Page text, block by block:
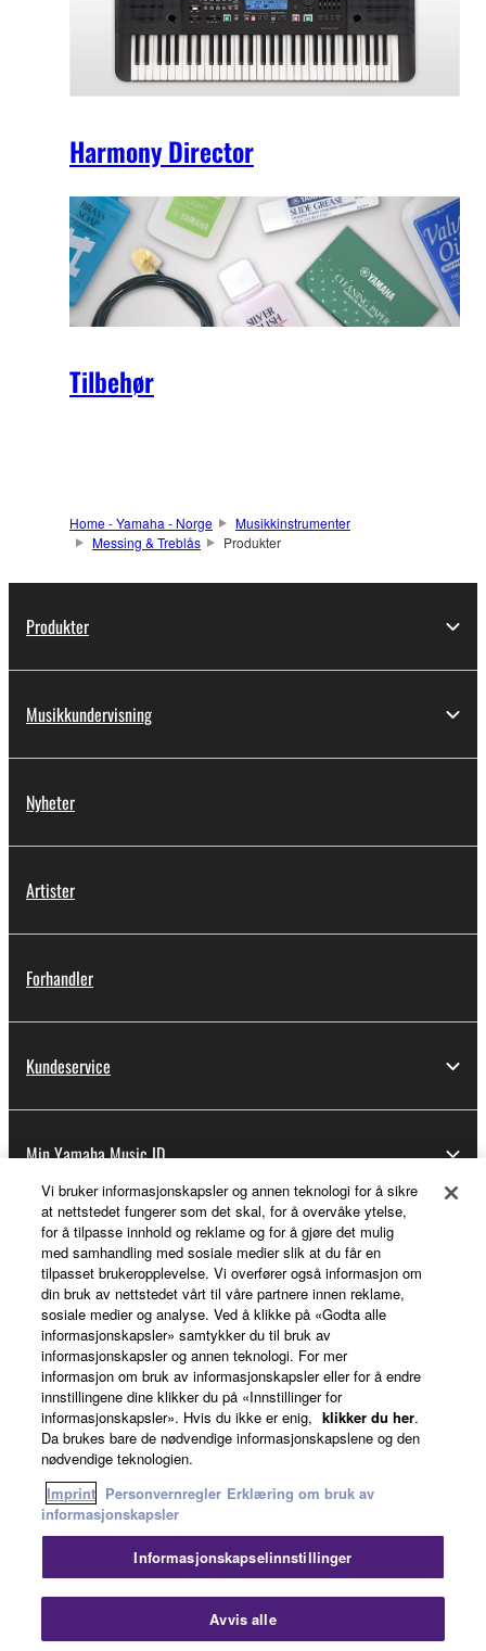
Harmony Director
Tilbehør
Home - Yamaha - Norge
Musikkinstrumenter
Messing & Treblås
Produkter
Produkter
Musikkundervisning
Nyheter
Artister
Forhandler
Kundeservice
Min Yamaha Music ID
Om Yamaha
Norge - Norwegian
Virksomhet
Kontakt ossVilkår for brukPersonvernregler
Erklæring om bruk av informasjonskapslerImprint
Vi bruker informasjonskapsler og annen teknologi for å sikre
at nettstedet fungerer som det skal, for å overvåke ytelse,
for å tilpasse innhold og reklame og for å gjøre det mulig
med samhandling med sosiale medier slik at du får en
tilpasset brukeropplevelse. Vi overfører også informasjon om
din bruk av nettstedet vårt til våre partnere innen reklame,
sosiale medier og analyse. Ved å klikke på «Godta alle
informasjonskapsler» samtykker du til bruk av
informasjonskapsler og annen teknologi. For mer
informasjon om bruk av informasjonskapsler eller for å endre
innstillingene dine klikker du på «Innstillinger for
informasjonskapsler». Hvis du ikke er enig, klikker du her.
Da brukes bare de nødvendige informasjonskapslene og den
nødvendige teknologien.
Imprint Personvernregler Erklæring om bruk av
informasjonskapsler
Informasjonskapselinnstillinger
Avvis alle